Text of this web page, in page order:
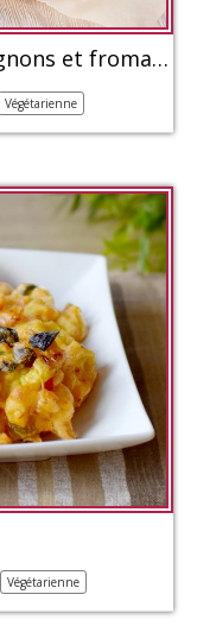
Focaccia aux champignons, oignons et fromage
Végétarienne
Végétarienne